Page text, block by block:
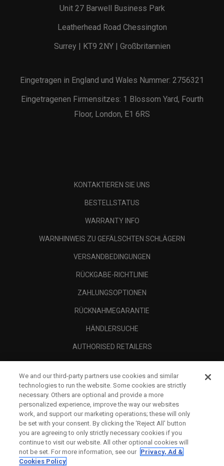
Unit 27 Barwell Business Park
Leatherhead Road Chessington
Surrey | KT9 2NY | Großbritannien
Eingetragen in England und Wales Nummer: 2756321
Eingetragenen Firmensitzes: 1 Blossom Yard, Fourth
Floor, London, E1 6RS
KONTAKTIEREN SIE UNS
BESTELLSTATUS
WARRANTY INFO
WARNHINWEIS ZU GEFÄLSCHTEN SCHLÄGERN
VERSANDBEDINGUNGEN
RÜCKGABE-RICHTLINIE
ZAHLUNGSOPTIONEN
RÜCKNAHMEGARANTIE
HÄNDLERSUCHE
AUTHORISED RETAILERS
UNTERNEHMENSPROFIL
RECHTLICHES-
We and our third-party partners use cookies and similar
technologies to run the website. Some cookies are strictly
necessary. Others are optional and provide a more
personalized experience, improve the way our websites
work, and support our marketing operations; these will only
be set with your consent. By clicking the ‘Reject All' button
you are agreeing to only strictly necessary cookies if you
continue to visit our website. All other optional cookies will
not be set. For more information, see our Privacy, Ad &
Cookies Policy